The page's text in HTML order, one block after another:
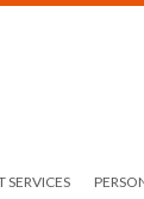
SERVICES